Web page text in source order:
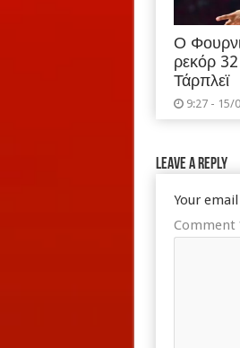
Ο
ρεκόρ
Τάρπλεϊ
9:27 - 15/
Leave a Reply
Your
Comment